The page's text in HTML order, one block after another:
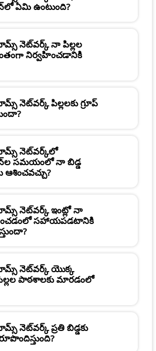
ఏమి ఉంటుంది?
నెట్‌వర్క్ నా పిల్లల
నిర్వహించడానికి
నెట్‌వర్క్ పిల్లలకు గ్రూప్
నెట్‌వర్క్‌లో
సమయంలో నా బిడ్డ
నెట్‌వర్క్ ఇంట్లో నా
సహాయపడటానికి
నెట్‌వర్క్ యొక్క
పాఠశాలకు మారడంలో
నెట్‌వర్క్ ప్రతి బిడ్డకు